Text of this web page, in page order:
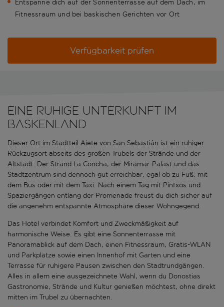
Entspanne dich auf der Sonnenterrasse auf dem Dach, im
Fitnessraum und bei baskischen Gerichten vor Ort
Verfügbarkeit prüfen
Eine ruhige Unterkunft im
Baskenland
Dieser Ort im Stadtteil Aiete von San Sebastián ist ein ruhiger
Rückzugsort abseits des großen Trubels der Strände und der
Altstadt. Der Strand La Concha, der Miramar-Palast und das
Stadtzentrum sind dennoch gut erreichbar, egal ob zu Fuß, mit
dem Bus oder mit dem Taxi. Nach einem Tag mit Pintxos und
Spaziergängen entlang der Promenade freust du dich sicher auf
die angenehm entspannte Atmosphäre dieser Wohngegend.
Das Hotel verbindet Komfort und Zweckmäßigkeit auf
harmonische Weise. Es gibt eine Sonnenterrasse mit
Panoramablick auf dem Dach, einen Fitnessraum, Gratis-WLAN
und Parkplätze sowie einen Innenhof mit Garten und eine
Terrasse für ruhigere Pausen zwischen den Stadtrundgängen.
Alles in allem eine ausgezeichnete Wahl, wenn du Donostias
Gastronomie, Strände und Kultur genießen möchtest, ohne direkt
mitten im Trubel zu übernachten.